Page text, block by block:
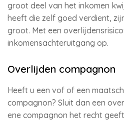
groot deel van het inkomen
heeft die zelf goed verdient,
groot. Met een
inkomensachteruitgang op.
Overlijden compagnon
Heeft u een vof of een
compagnon? Sluit dan een
ene compagnon het recht